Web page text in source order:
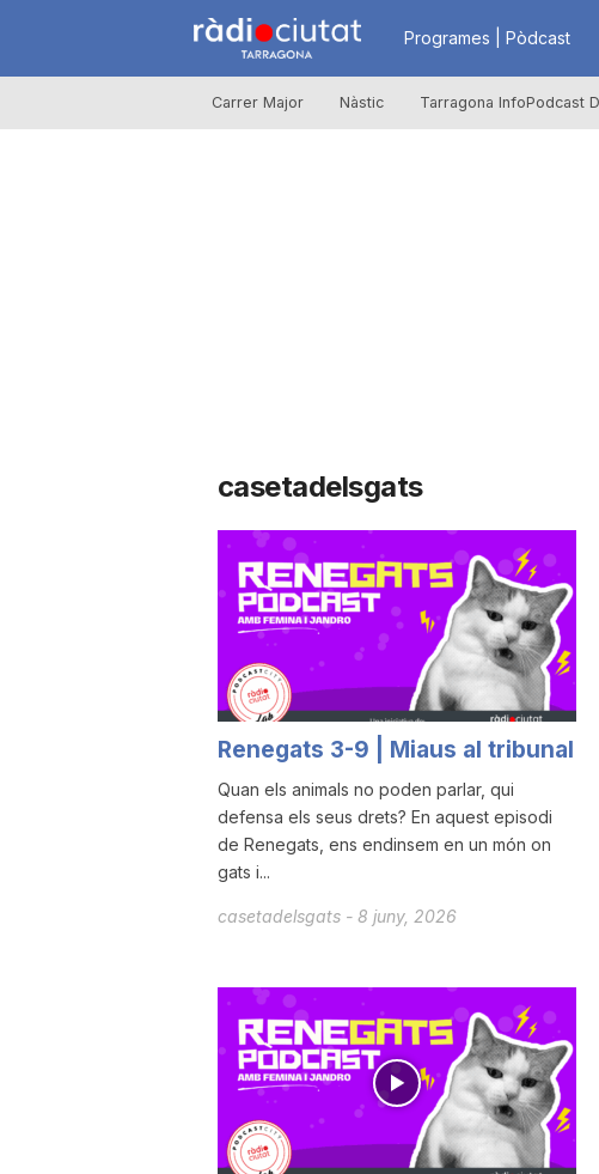
R
à
i
u
t
a
t
T
a
Programes | Pòdcast
Carrer Major Nàstic Tarragona InfoPodcast
casetadelsgats
Renegats 3-9 | Miaus al tribunal
Quan els animals no poden parlar, qui
defensa els seus drets? En aquest episodi
de Renegats, ens endinsem en un món on
gats i...
casetadelsgats - 8 juny, 2026